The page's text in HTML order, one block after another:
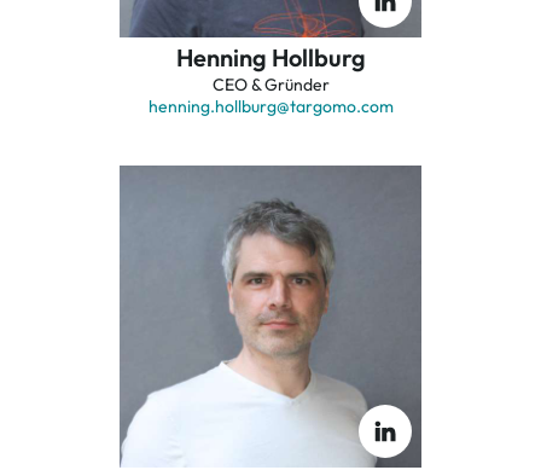
Henning Hollburg
CEO & Gründer
henning.hollburg@targomo.com